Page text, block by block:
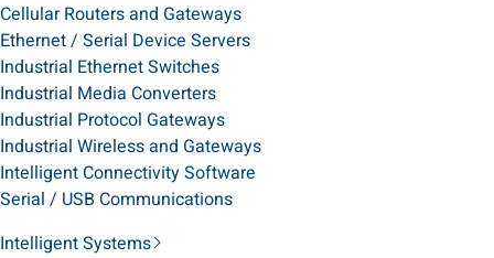
Cellular Routers and Gateways
Ethernet / Serial Device Servers
Industrial Ethernet Switches
Industrial Media Converters
Industrial Protocol Gateways
Industrial Wireless and Gateways
Intelligent Connectivity Software
Serial / USB Communications
Intelligent Systems